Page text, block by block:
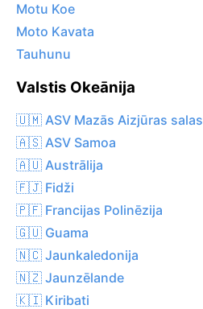
Motu Koe
Moto Kavata
Tauhunu
Valstis Okeānija
🇺🇲 ASV Mazās Aizjūras salas
🇦🇸 ASV Samoa
🇦🇺 Austrālija
🇫🇯 Fidži
🇵🇫 Francijas Polinēzija
🇬🇺 Guama
🇳🇨 Jaunkaledonija
🇳🇿 Jaunzēlande
🇰🇮 Kiribati